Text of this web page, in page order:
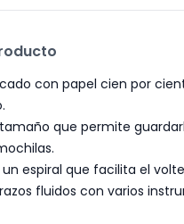
con papel cien por
que permite
espiral que facilita el
fluidos con varios